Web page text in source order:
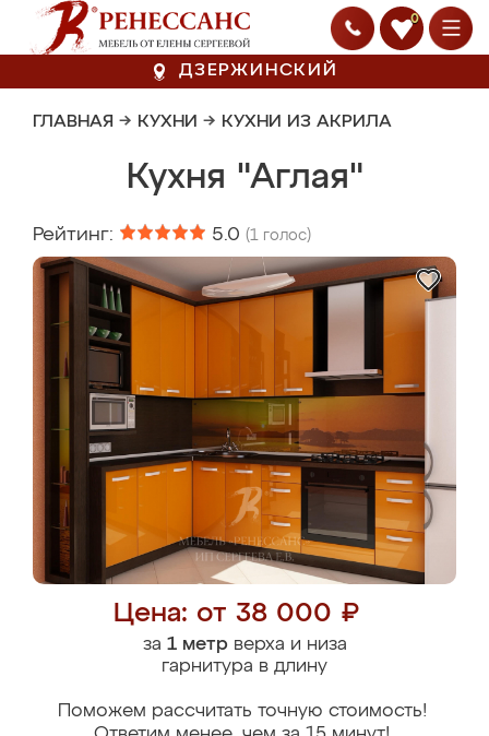
0
ДЗЕРЖИНСКИЙ
ГЛАВНАЯ → КУХНИ → КУХНИ ИЗ АКРИЛА
Кухня "Аглая"
Рейтинг: 5.0 (1 голос)
Цена: от 38 000 ₽
за 1 метрверха и низа
гарнитура в длину
Поможем рассчитать точную стоимость!